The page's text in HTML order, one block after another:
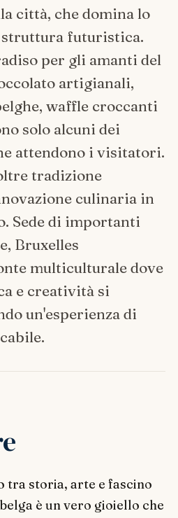
città, che domina lo
struttura futuristica.
per gli amanti del
artigianali,
waffle croccanti
solo alcuni dei
attendono i visitatori.
tradizione
culinaria in
Sede di importanti
Bruxelles
multiculturale dove
e creatività si
un'esperienza di
tra storia, arte e fascino
è un vero gioiello che